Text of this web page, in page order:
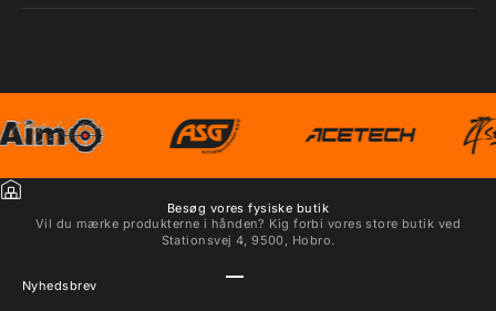
Besøg vores fysiske butik
Vil du mærke produkterne i hånden? Kig forbi vores store butik ved
Stationsvej 4, 9500, Hobro.
Gå til element 1
Nyhedsbrev